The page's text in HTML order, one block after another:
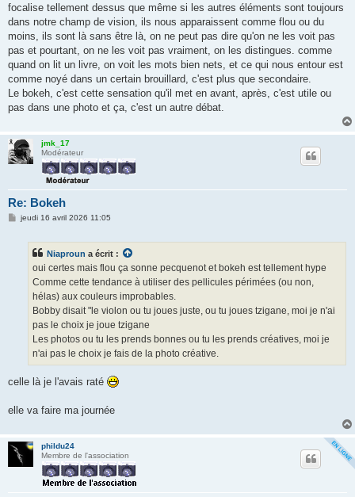
focalise tellement dessus que même si les autres éléments sont toujours
dans notre champ de vision, ils nous apparaissent comme flou ou du
moins, ils sont là sans être là, on ne peut pas dire qu'on ne les voit pas
pas et pourtant, on ne les voit pas vraiment, on les distingues. comme
quand on lit un livre, on voit les mots bien nets, et ce qui nous entour est
comme noyé dans un certain brouillard, c'est plus que secondaire.
Le bokeh, c'est cette sensation qu'il met en avant, après, c'est utile ou
pas dans une photo et ça, c'est un autre débat.
jmk_17
Modérateur
Re: Bokeh
Mjeudi 16 avril 2026 11:05
Niaproun a écrit :
oui certes mais flou ça sonne pecquenot et bokeh est tellement hype
Comme cette tendance à utiliser des pellicules périmées (ou non,
hélas) aux couleurs improbables.
Bobby disait "le violon ou tu joues juste, ou tu joues tzigane, moi je n'ai
pas le choix je joue tzigane
Les photos ou tu les prends bonnes ou tu les prends créatives, moi je
n'ai pas le choix je fais de la photo créative.
celle là je l'avais raté
elle va faire ma journée
phildu24
Membre de l'association